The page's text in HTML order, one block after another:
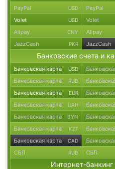
PayPal USD PayPal
Volet USD Volet
Alipay CNY Alipay
JazzCash PKR JazzCash
Банковские счета и
Банковская карта USD
Банковская карта RUB
Банковская карта EUR
Банковская карта UAH
Банковская карта BYN
Банковская карта KZT
Банковская карта CAD
СБП RUB СБП
Интернет-банкинг